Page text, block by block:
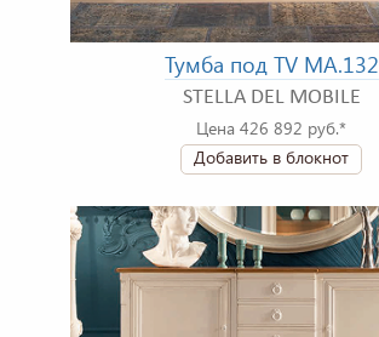
Тумба под TV MA.132
STELLA DEL MOBILE
Цена 426 892 руб.*
Добавить в блокнот